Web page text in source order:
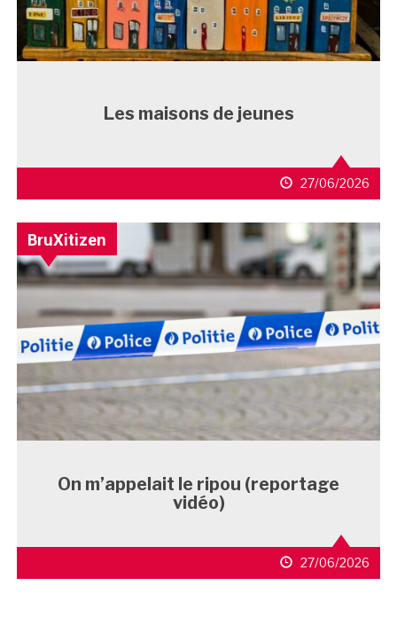
Les maisons de jeunes
27/06/2026
BruXitizen
On m’appelait le ripou (reportage
vidéo)
27/06/2026